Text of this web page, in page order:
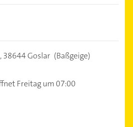
38644 Goslar (Baßgeige)
Freitag um 07:00